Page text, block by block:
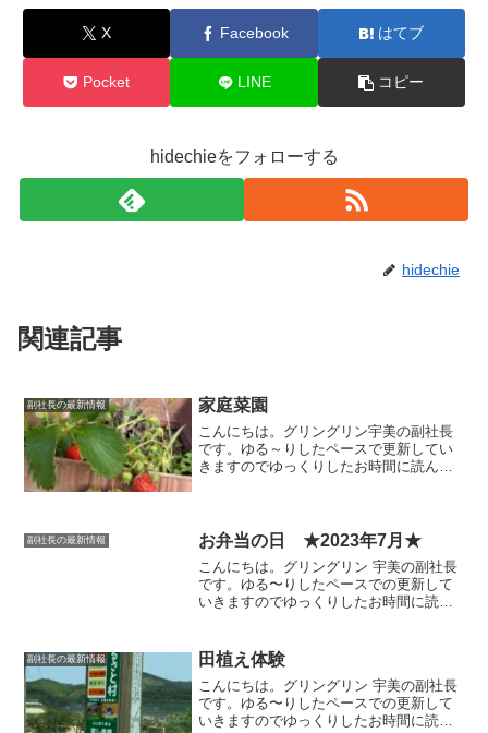
X Facebook はてブ
Pocket LINE コピー
hidechieをフォローする
hidechie
関連記事
副社長の最新情報 家庭菜園
こんにちは。グリングリン宇美の副社長
です。ゆる～りしたペースで更新してい
きますのでゆっくりしたお時間に読んで
つですが花も咲いて実もな...
副社長の最新情報 お弁当の日 ★2023年7月★
こんにちは。グリングリン 宇美の副社長
です。ゆる〜りしたペースでの更新して
いきますのでゆっくりしたお時間に読ん
す。7月の季節行事7月の七夕の時に作っ
たお弁当🎋枝豆の天の川...
副社長の最新情報 田植え体験
こんにちは。グリングリン 宇美の副社長
です。ゆる〜りしたペースでの更新して
いきますのでゆっくりしたお時間に読ん